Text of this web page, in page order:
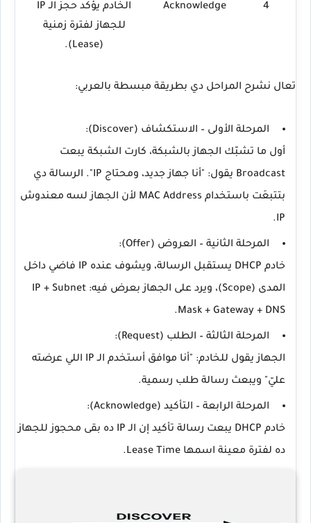
4
Acknowledge
الخادم يؤكد حجز الـ IP
للجهاز لفترة زمنية
(Lease).
تعال نشرح المراحل دي بطريقة مبسطة بالعربي:
المرحلة الأولى – الاستكشاف (Discover):
أول ما تشبّك الجهاز بالشبكة، كارت الشبكة يبعت
Broadcast
يقول: "أنا جهاز جديد، ومحتاج IP". الرسالة دي
بتتبعَت باستخدام MAC Address لأن الجهاز لسه معندوش
IP.
المرحلة الثانية – العروض (Offer):
خادم DHCP يستقبل الرسالة، ويشوف عنده IP فاضي داخل
المدى (Scope)، ويرد على الجهاز بعرض فيه: IP + Subnet
Mask + Gateway + DNS.
المرحلة الثالثة – الطلب (Request):
الجهاز يقول للخادم: "أنا موافق أستخدم الـ IP اللي عرضته
عليّ" ويبعث رسالة طلب رسمية.
المرحلة الرابعة – التأكيد (Acknowledge):
خادم DHCP يبعت رسالة تأكيد إن الـ IP ده بقى محجوز للجهاز
ده لفترة معينة اسمها Lease Time
.